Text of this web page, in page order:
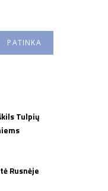
PATINKA
Tulpių
Rusnėje